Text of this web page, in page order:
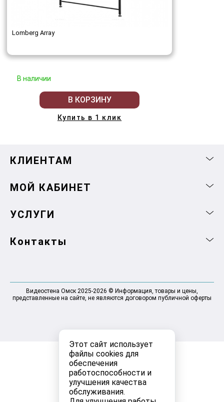
Этот сайт использует
файлы cookies для
обеспечения
работоспособности и
улучшения качества
обслуживания.
Lomberg Array
В наличии
В КОРЗИНУ
Купить в 1 клик
КЛИЕНТАМ
МОЙ КАБИНЕТ
УСЛУГИ
Контакты
Видеостена Омск 2025-2026 © Информация, товары и цены,
представленные на сайте, не являются договором публичной оферты